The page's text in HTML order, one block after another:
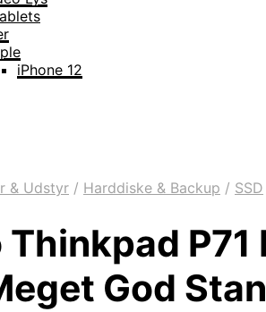
iPhone 12
& Udstyr / Harddiske & Backup / SSD
Thinkpad
God